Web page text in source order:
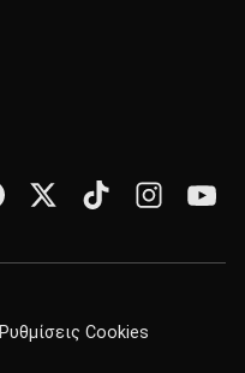
Ρυθμίσεις Cookies